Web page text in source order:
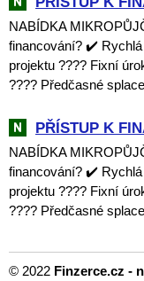
NABÍDKA
financování? ✔️
projektu ???? Fixní
???? Předčasné
PŘÍSTUP K
NABÍDKA
financování? ✔️
projektu ???? Fixní
???? Předčasné
© 2022 Finzerce.cz -